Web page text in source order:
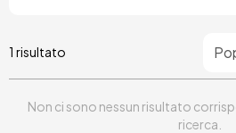
1 risultato
Non ci sono nessun risultato
ricerca.